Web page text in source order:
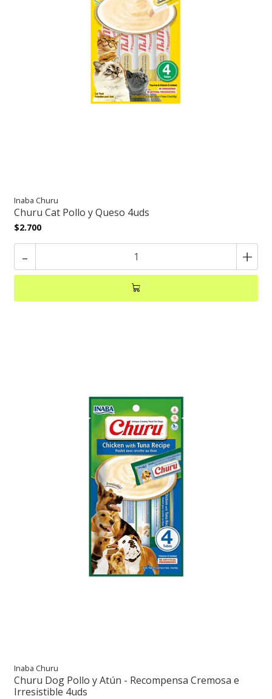
Inaba Churu
Churu Cat Pollo y Queso 4uds
$2.700
- +
Inaba Churu
Churu Dog Pollo y Atún - Recompensa Cremosa e
Irresistible 4uds